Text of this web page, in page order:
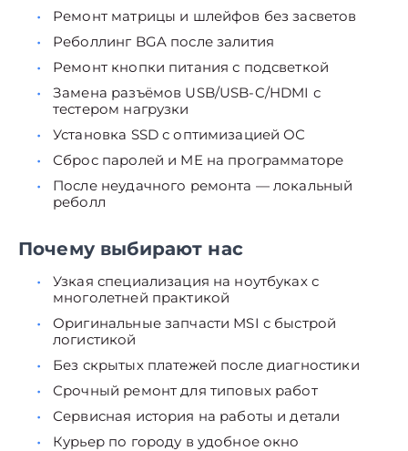
Ремонт матрицы и шлейфов без засветов
Реболлинг BGA после залития
Ремонт кнопки питания с подсветкой
Замена разъёмов USB/USB-C/HDMI с
тестером нагрузки
Установка SSD с оптимизацией ОС
Сброс паролей и ME на программаторе
После неудачного ремонта — локальный
реболл
Почему выбирают нас
Узкая специализация на ноутбуках с
многолетней практикой
Оригинальные запчасти MSI с быстрой
логистикой
Без скрытых платежей после диагностики
Срочный ремонт для типовых работ
Сервисная история на работы и детали
Курьер по городу в удобное окно